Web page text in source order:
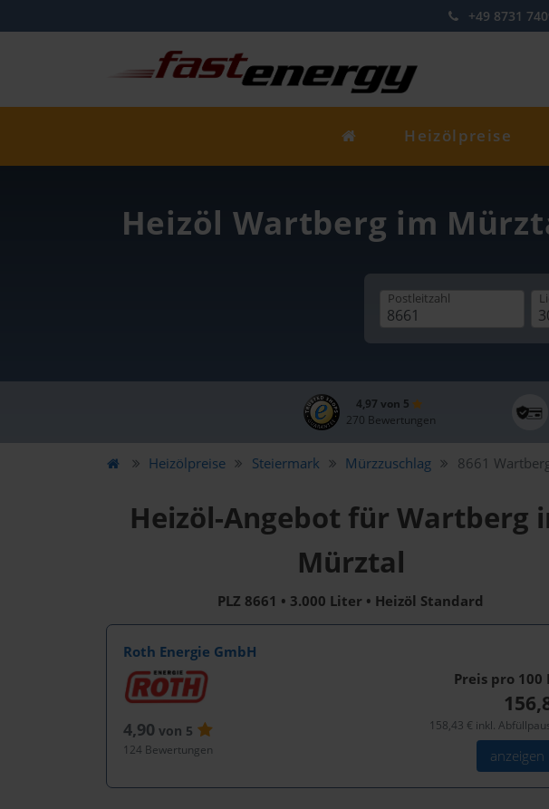
+49 8731
Heizölpreise
Heizöl Wartberg im
Postleitzahl
4,97 von 5
270 Bewertungen
Heizölpreise Steiermark Mürzzuschlag 8661
Heizöl-Angebot für Wartberg
Mürztal
PLZ 8661 • 3.000 Liter • Heizöl Standard
Roth Energie GmbH
4,90 von 5
124 Bewertungen
Preis pro 100
158,43 € inkl.
anzeigen